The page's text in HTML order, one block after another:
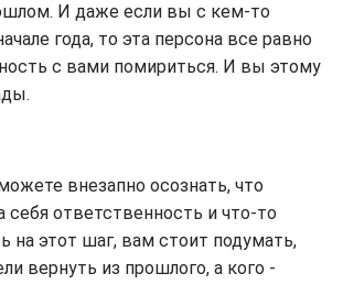
И даже если вы с кем-то
года, то эта персона все равно
с вами помириться. И вы этому
внезапно осознать, что
себя ответственность и что-то
на этот шаг, вам стоит подумать,
вернуть из прошлого, а кого -